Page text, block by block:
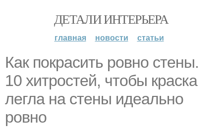
ДЕТАЛИ ИНТЕРЬЕРА
главная новости статьи
Как покрасить ровно стены.
10 хитростей, чтобы краска
легла на стены идеально
ровно